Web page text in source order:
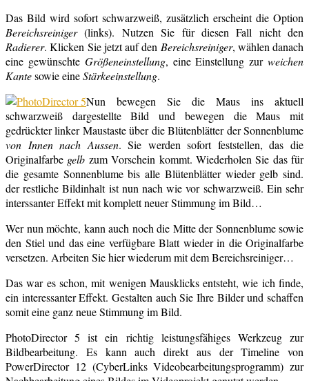
Das Bild wird sofort schwarzweiß, zusätzlich erscheint die Option
Bereichsreiniger(links). Nutzen Sie für diesen Fall nicht den
Radierer. Klicken Sie jetzt auf den Bereichsreiniger, wählen danach
eine gewünschte Größeneinstellung, eine Einstellung zurweichen
Kantesowie eineStärkeeinstellung.
Nun bewegen Sie die Maus ins aktuell
schwarzweiß dargestellte Bild und bewegen die Maus mit
gedrückter linker Maustaste über die Blütenblätter der Sonnenblume
von Innen nach Aussen. Sie werden sofort feststellen, das die
Originalfarbe gelb zum Vorschein kommt. Wiederholen Sie das für
die gesamte Sonnenblume bis alle Blütenblätter wieder gelb sind.
der restliche Bildinhalt ist nun nach wie vor schwarzweiß. Ein sehr
interssanter Effekt mit komplett neuer Stimmung im Bild…
Wer nun möchte, kann auch noch die Mitte der Sonnenblume sowie
den Stiel und das eine verfügbare Blatt wieder in die Originalfarbe
versetzen. Arbeiten Sie hier wiederum mit dem Bereichsreiniger…
Das war es schon, mit wenigen Mausklicks entsteht, wie ich finde,
ein interessanter Effekt. Gestalten auch Sie Ihre Bilder und schaffen
somit eine ganz neue Stimmung im Bild.
PhotoDirector 5 ist ein richtig leistungsfähiges Werkzeug zur
Bildbearbeitung. Es kann auch direkt aus der Timeline von
PowerDirector 12 (CyberLinks Videobearbeitungsprogramm) zur